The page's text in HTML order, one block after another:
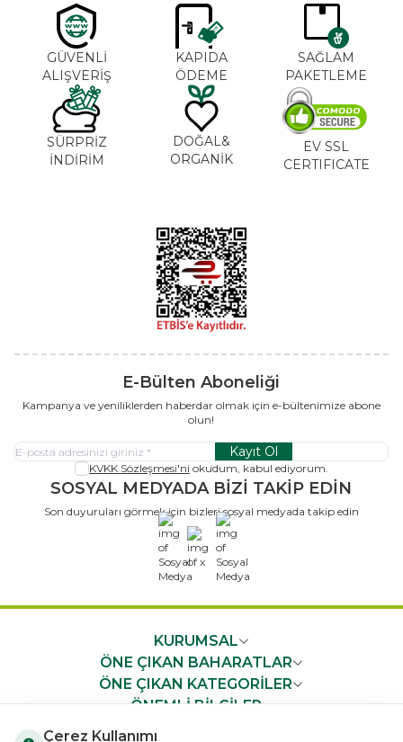
GÜVENLİ
ALIŞVERİŞ
KAPIDA
ÖDEME
SAĞLAM
PAKETLEME
SÜRPRİZ
İNDİRİM
DOĞAL&
ORGANİK
EV SSL
CERTIFICATE
E-Bülten Aboneliği
Kampanya ve yeniliklerden haberdar olmak için e-bültenimize abone
olun!
Kayıt Ol
KVKK Sözleşmesi'ni okudum, kabul ediyorum.
SOSYAL MEDYADA BİZİ TAKİP EDİN
Son duyuruları görmek için bizleri sosyal medyada takip edin
x
KURUMSAL
ÖNE ÇIKAN BAHARATLAR
ÖNE ÇIKAN KATEGORİLER
ÖNEMLİ BİLGİLER
Çerez Kullanımı